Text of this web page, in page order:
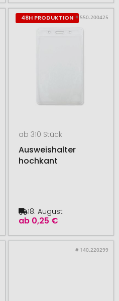
48H PRODUKTION # 550.200425
ab 310 Stück
Ausweishalter
hochkant
ab 0,25 €
18. August
# 140.220299